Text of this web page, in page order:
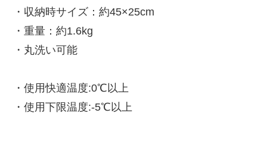
・収納時サイズ：約45×25cm
・重量：約1.6kg
・丸洗い可能
・使用快適温度:0℃以上
・使用下限温度:-5℃以上